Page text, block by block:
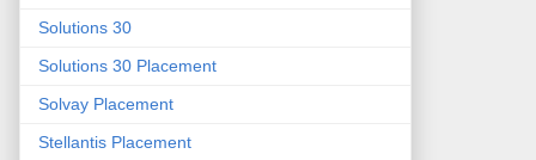
Solutions 30
Solutions 30 Placement
Solvay Placement
Stellantis Placement